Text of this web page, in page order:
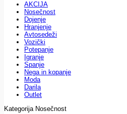
AKCIJA
Nosečnost
Dojenje
Hranjenje
Avtosedeži
Vozički
Potepanje
Igranje
Spanje
Nega in kopanje
Moda
Darila
Outlet
Kategorija Nosečnost